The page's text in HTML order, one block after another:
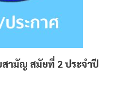
สามัญ สมัยที่ 2 ประจำปี